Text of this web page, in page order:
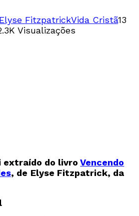
Elyse FitzpatrickVida Cristã13
Visualizações
extraído do livroVencendo
, de Elyse Fitzpatrick, da